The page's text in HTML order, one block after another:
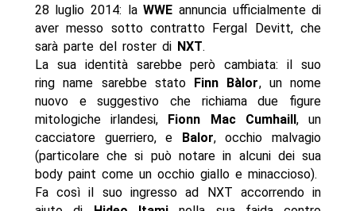
28 luglio 2014: laWWE annuncia ufficialmente di
aver messo sotto contratto Fergal Devitt, che
sarà parte del roster di NXT.
La sua identità sarebbe però cambiata: il suo
ring name sarebbe stato
Finn Bàlor, un nome
nuovo e suggestivo che richiama due figure
mitologiche irlandesi,
Fionn Mac Cumhaill , un
cacciatore guerriero, e
Balor, occhio malvagio
(particolare che si può notare in alcuni dei sua
body paint come un occhio giallo e minaccioso).
Fa così il suo ingresso ad NXT accorrendo in